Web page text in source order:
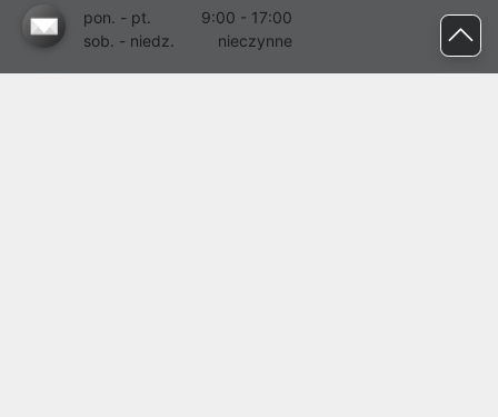
pon. - pt.
9:00 - 17:00
sob. - niedz.
nieczynne